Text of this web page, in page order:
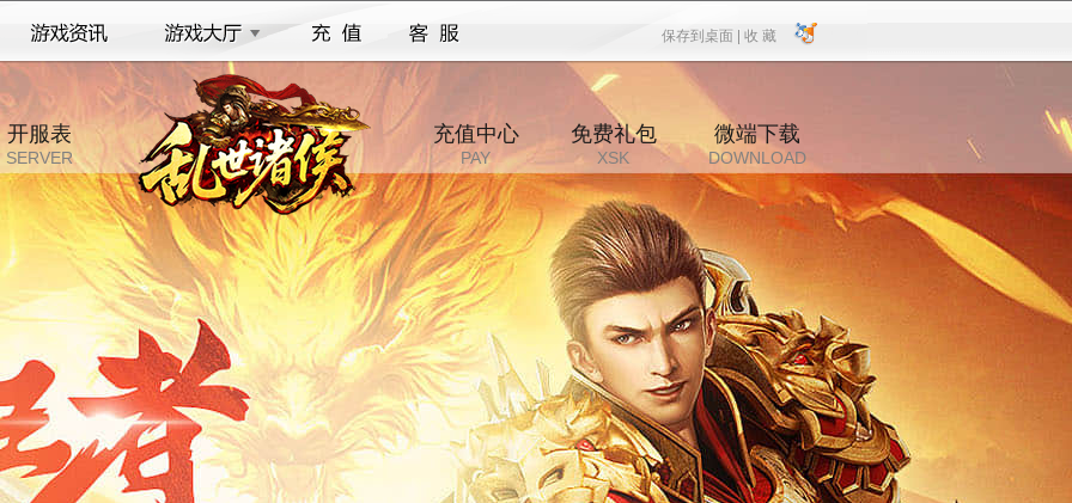
保存到桌面 |
保存到桌面 收 藏
收 藏
开服表
SERVER
充值中心
PAY
免费礼包
XSK
微端下载
DOWNLOAD